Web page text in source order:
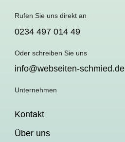
Rufen Sie uns direkt an
0234 497 014 49
Oder schreiben Sie uns
info@webseiten-schmied.de
Unternehmen
Kontakt
Über uns